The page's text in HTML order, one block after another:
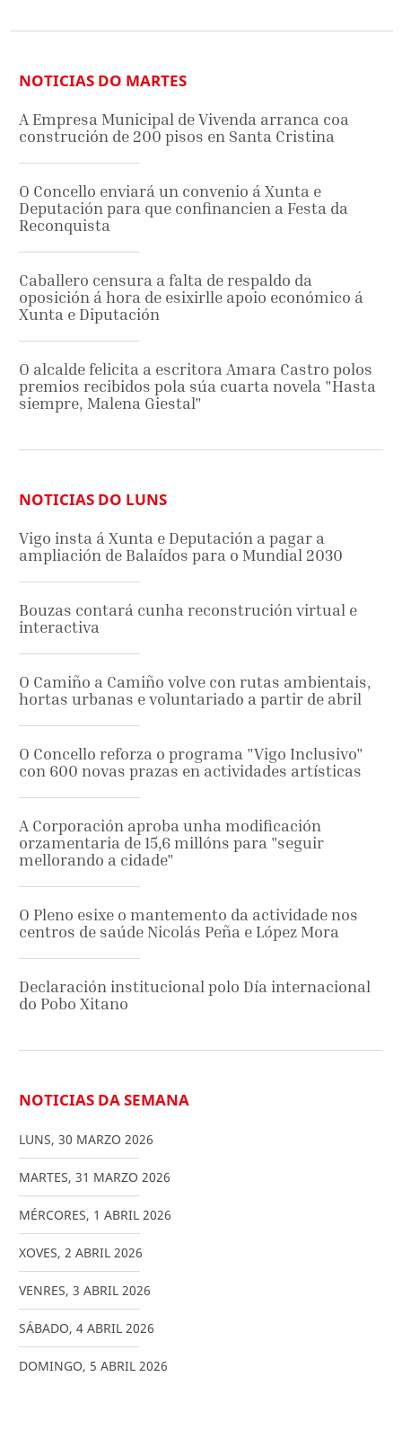
NOTICIAS DO MARTES
A Empresa Municipal de Vivenda arranca coa
construción de 200 pisos en Santa Cristina
O Concello enviará un convenio á Xunta e
Deputación para que confinancien a Festa da
Reconquista
Caballero censura a falta de respaldo da
oposición á hora de esixirlle apoio económico á
Xunta e Diputación
O alcalde felicita a escritora Amara Castro polos
premios recibidos pola súa cuarta novela "Hasta
siempre, Malena Giestal"
NOTICIAS DO LUNS
Vigo insta á Xunta e Deputación a pagar a
ampliación de Balaídos para o Mundial 2030
Bouzas contará cunha reconstrución virtual e
interactiva
O Camiño a Camiño volve con rutas ambientais,
hortas urbanas e voluntariado a partir de abril
O Concello reforza o programa "Vigo Inclusivo"
con 600 novas prazas en actividades artísticas
A Corporación aproba unha modificación
orzamentaria de 15,6 millóns para "seguir
mellorando a cidade"
O Pleno esixe o mantemento da actividade nos
centros de saúde Nicolás Peña e López Mora
Declaración institucional polo Día internacional
do Pobo Xitano
NOTICIAS DA SEMANA
LUNS, 30 MARZO 2026
MARTES, 31 MARZO 2026
MÉRCORES, 1 ABRIL 2026
XOVES, 2 ABRIL 2026
VENRES, 3 ABRIL 2026
SÁBADO, 4 ABRIL 2026
DOMINGO, 5 ABRIL 2026